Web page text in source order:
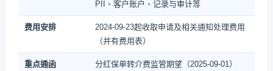
PII、客户账户、记录与审计等
费用安排
2024-09-23起收取申请及相关通知处理费用
（并有费用表）
重点通函 分红保单转介费监管期望（2025-09-01）